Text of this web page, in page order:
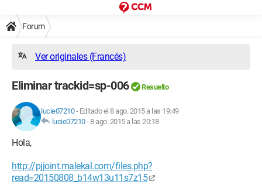
Forum
Ver originales (Francés)
Eliminar trackid=sp-006 Resuelto
lucie07210- Editado el 8 ago. 2015 a las 19:49
lucie07210-8 ago. 2015 a las 20:18
Hola,
http://pjjoint.malekal.com/files.php?
read=20150808_b14w13u11s7z15